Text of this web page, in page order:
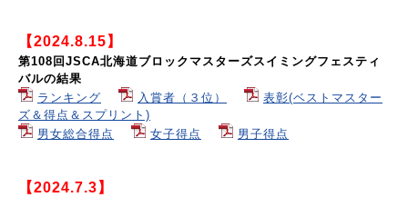
【2024.8.15】
第108回JSCA北海道ブロックマスターズスイミングフェスティ
バルの結果
ランキング
入賞者（３位）
表彰(ベストマスター
ズ＆得点＆スプリント)
男女総合得点
女子得点 男子得点
【2024.7.3】